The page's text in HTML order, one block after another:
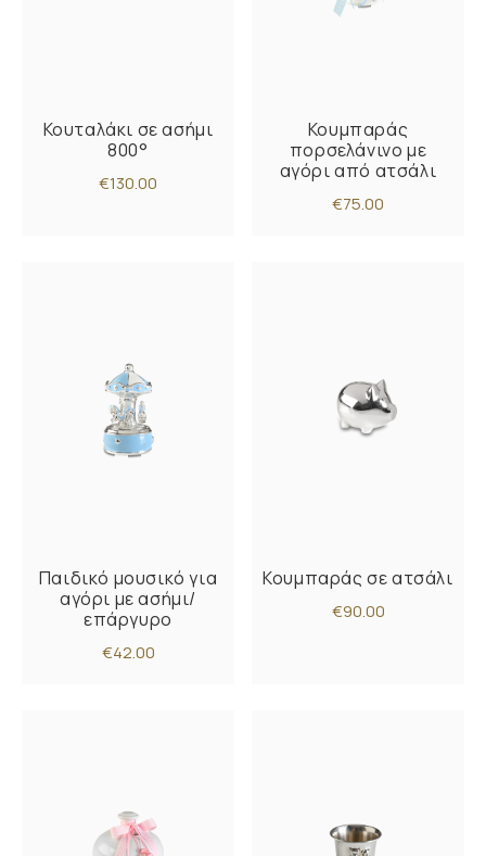
Κουταλάκι σε ασήμι
800°
€130.00
Κουμπαράς
πορσελάνινο με
αγόρι από ατσάλι
€75.00
Παιδικό μουσικό για
αγόρι με ασήμι/
επάργυρο
€42.00
Κουμπαράς σε ατσάλι
€90.00